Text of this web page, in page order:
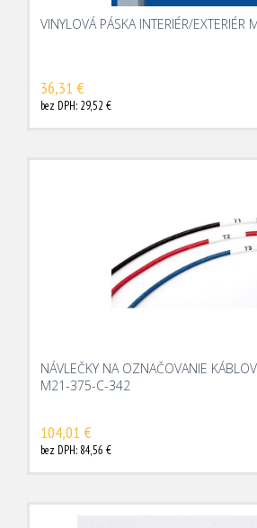
VINYLOVÁ PÁSKA INTERIÉR/
36,31 €
bez DPH: 29,52 €
NÁVLEČKY NA OZNAČOVANIE
M21-375-C-342
104,01 €
bez DPH: 84,56 €